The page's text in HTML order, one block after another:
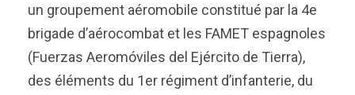
un groupement aéromobile constitué par la 4e
brigade d’aérocombat et les FAMET espagnoles
(Fuerzas Aeromóviles del Ejército de Tierra),
des éléments du 1er régiment d’infanterie, du